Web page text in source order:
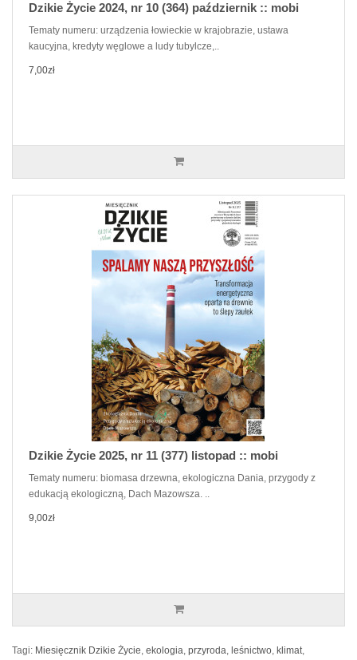
Dzikie Życie 2024, nr 10 (364) październik :: mobi
Tematy numeru: urządzenia łowieckie w krajobrazie, ustawa
kaucyjna, kredyty węglowe a ludy tubylcze,..
7,00zł
Dzikie Życie 2025, nr 11 (377) listopad :: mobi
Tematy numeru: biomasa drzewna, ekologiczna Dania, przygody z
edukacją ekologiczną, Dach Mazowsza. ..
9,00zł
Tagi: Miesięcznik Dzikie Życie, ekologia, przyroda, leśnictwo, klimat,